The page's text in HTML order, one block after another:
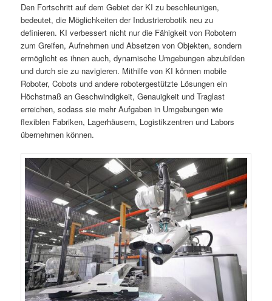
Den Fortschritt auf dem Gebiet der KI zu beschleunigen,
bedeutet, die Möglichkeiten der Industrierobotik neu zu
definieren. KI verbessert nicht nur die Fähigkeit von Robotern
zum Greifen, Aufnehmen und Absetzen von Objekten, sondern
ermöglicht es ihnen auch, dynamische Umgebungen abzubilden
und durch sie zu navigieren. Mithilfe von KI können mobile
Roboter, Cobots und andere robotergestützte Lösungen ein
Höchstmaß an Geschwindigkeit, Genauigkeit und Traglast
erreichen, sodass sie mehr Aufgaben in Umgebungen wie
flexiblen Fabriken, Lagerhäusern, Logistikzentren und Labors
übernehmen können.